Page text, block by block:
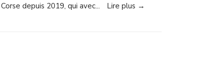
depuis 2019, qui avec... Lire plus →